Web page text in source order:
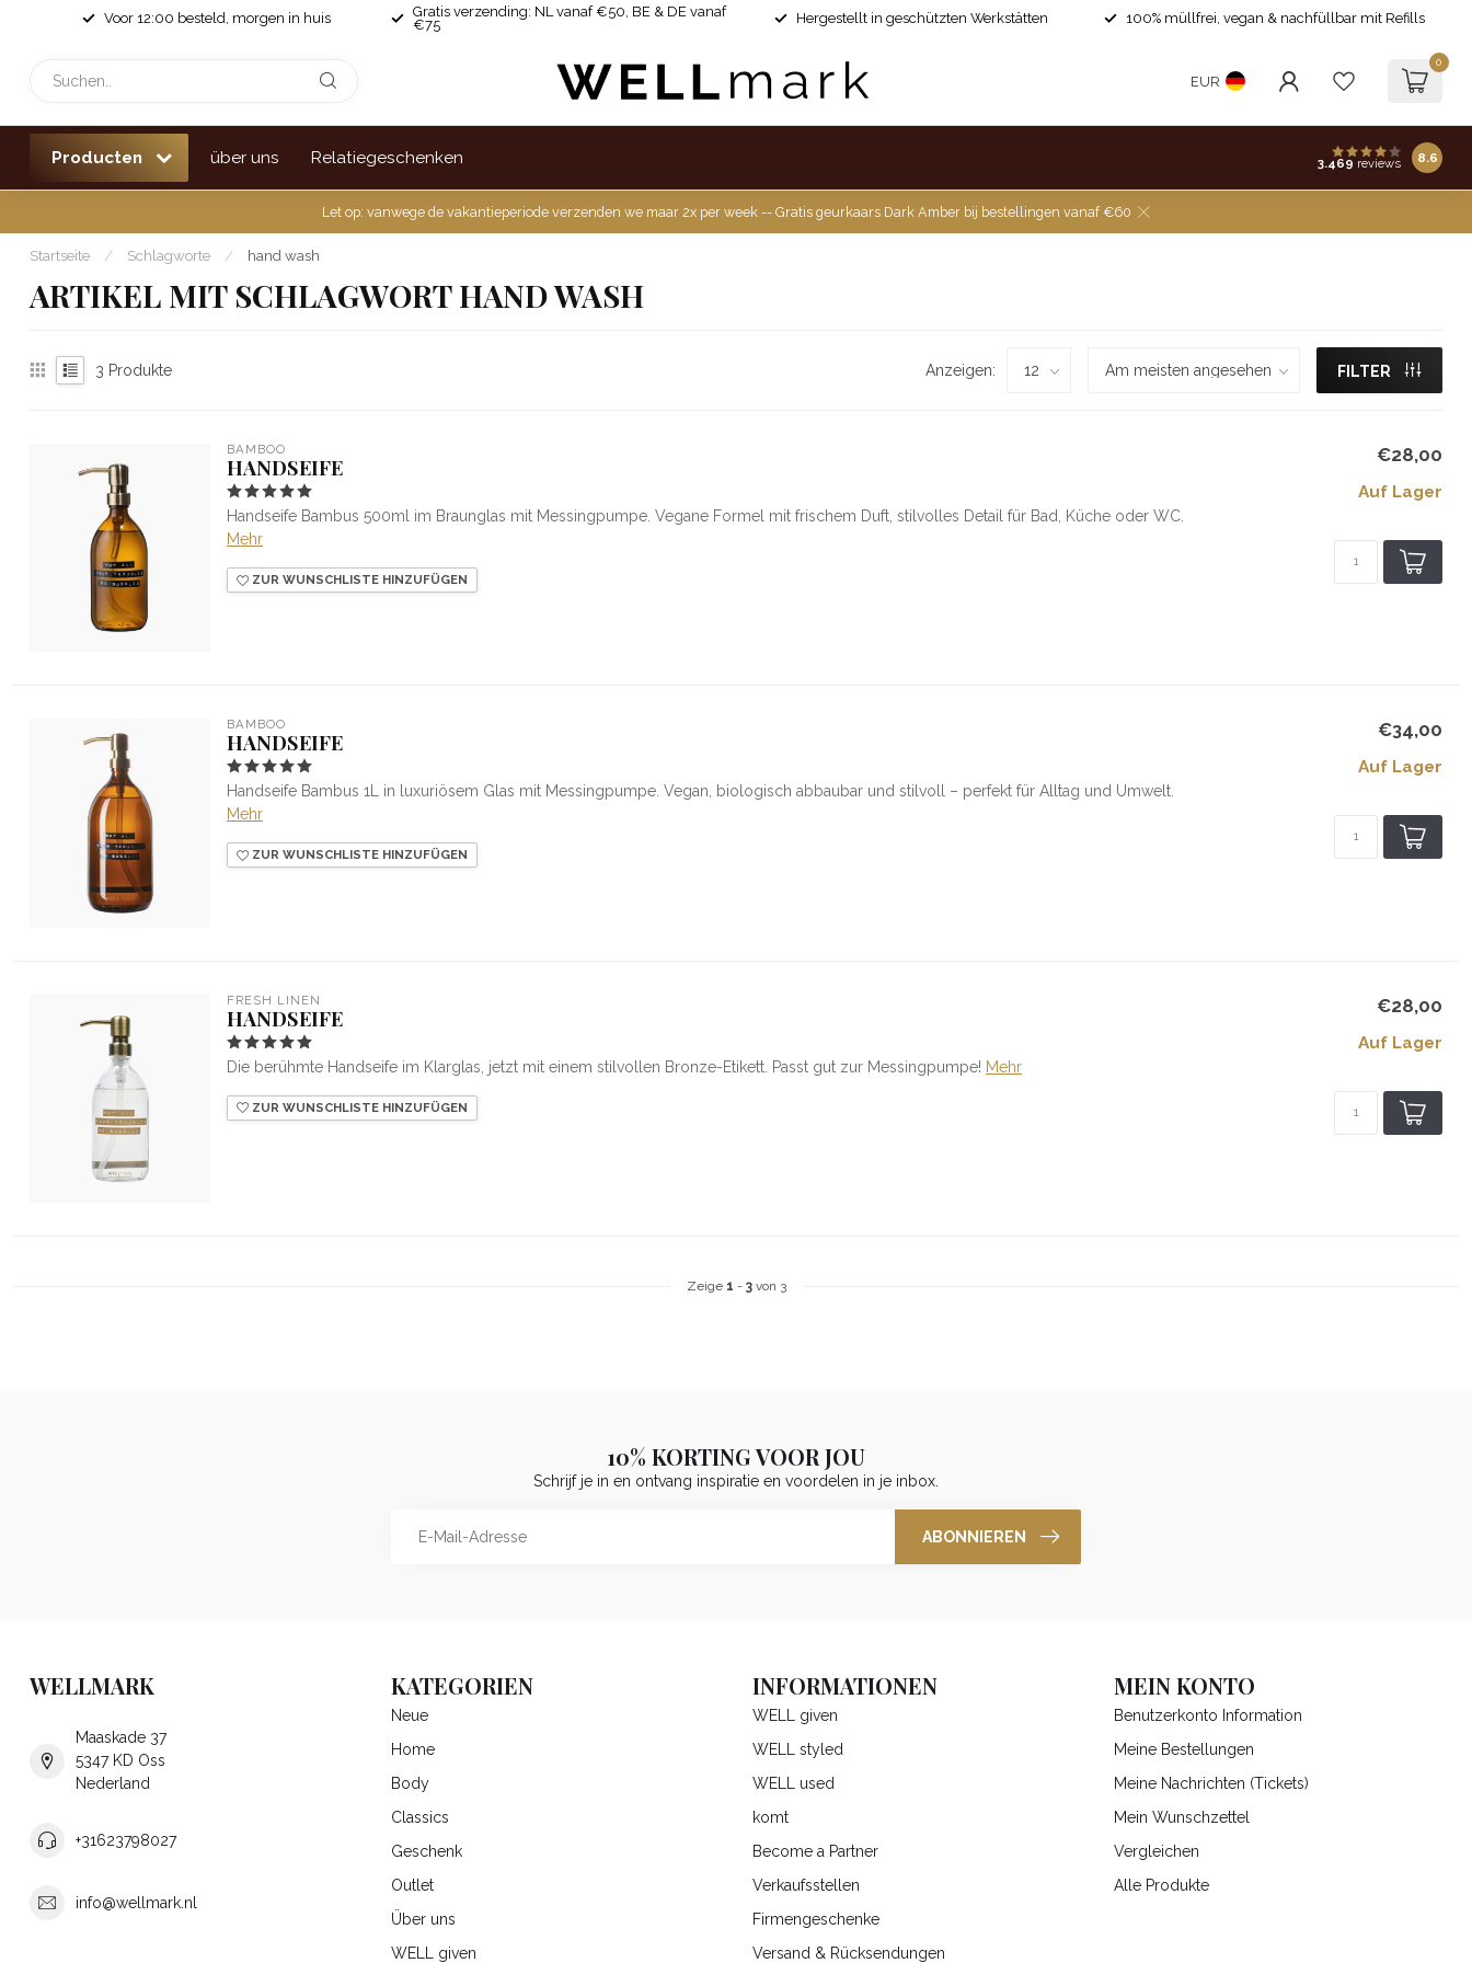
Voor 12:00 besteld, morgen in huis
Gratis verzending: NL vanaf €50, BE & DE vanaf
€75
Hergestellt in geschützten Werkstätten 100% müllfrei, vegan & nachfüllbar mit Refills
EUR
0
Producten über uns Relatiegeschenken 3.469 reviews 8.6
Let op: vanwege de vakantieperiode verzenden we maar 2x per week -- Gratis geurkaars Dark Amber bij bestellingen vanaf €60
Startseite / Schlagworte / hand wash
ARTIKEL MIT SCHLAGWORT HAND WASH
3 Produkte Anzeigen: FILTER
BAMBOO
HANDSEIFE
Handseife Bambus 500ml im Braunglas mit Messingpumpe. Vegane Formel mit frischem Duft, stilvolles Detail für Bad, Küche oder WC.
Mehr
ZUR WUNSCHLISTE HINZUFÜGEN
€28,00
Auf Lager
BAMBOO
HANDSEIFE
Handseife Bambus 1L in luxuriösem Glas mit Messingpumpe. Vegan, biologisch abbaubar und stilvoll – perfekt für Alltag und Umwelt.
Mehr
ZUR WUNSCHLISTE HINZUFÜGEN
€34,00
Auf Lager
FRESH LINEN
HANDSEIFE
Die berühmte Handseife im Klarglas, jetzt mit einem stilvollen Bronze-Etikett. Passt gut zur Messingpumpe! Mehr
ZUR WUNSCHLISTE HINZUFÜGEN
€28,00
Auf Lager
Zeige 1 - 3von 3
10% KORTING VOOR JOU
Schrijf je in en ontvang inspiratie en voordelen in je inbox.
ABONNIEREN
WELLMARK
Maaskade 37
5347 KD Oss
Nederland
+31623798027
info@wellmark.nl
KATEGORIEN
Neue
Home
Body
Classics
Geschenk
Outlet
Über uns
WELL given
INFORMATIONEN
WELL given
WELL styled
WELL used
komt
Become a Partner
Verkaufsstellen
Firmengeschenke
Versand & Rücksendungen
MEIN KONTO
Benutzerkonto Information
Meine Bestellungen
Meine Nachrichten (Tickets)
Mein Wunschzettel
Vergleichen
Alle Produkte